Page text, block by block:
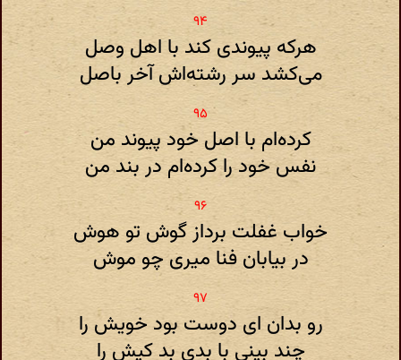
هرکه پیوندی کند با اهل وصل
می‌کشد سر رشته‌اش آخر باصل
کرده‌ام با اصل خود پیوند من
نفس خود را کرده‌ام در بند من
خواب غفلت برداز گوش تو هوش
در بیابان فنا میری چو موش
رو بدان ای دوست بود خویش را
چند بینی با بدی بد کیش را